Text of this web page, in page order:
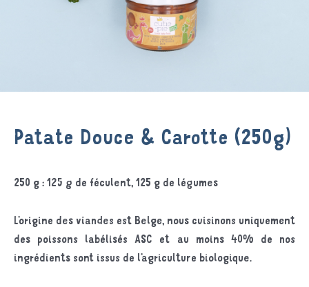
Patate Douce & Carotte (250g)
250 g : 125 g de féculent, 125 g de légumes
L’origine des viandes est Belge, nous cuisinons uniquement
des poissons labélisés ASC et au moins 40% de nos
ingrédients sont issus de l’agriculture biologique.